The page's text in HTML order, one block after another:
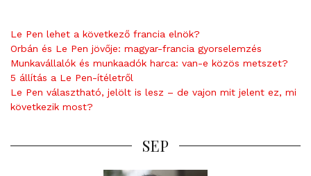
Le Pen lehet a következő francia elnök?
Orbán és Le Pen jövője: magyar-francia gyorselemzés
Munkavállalók és munkaadók harca: van-e közös metszet?
5 állítás a Le Pen-ítéletről
Le Pen választható, jelölt is lesz – de vajon mit jelent ez, mi
következik most?
SEP